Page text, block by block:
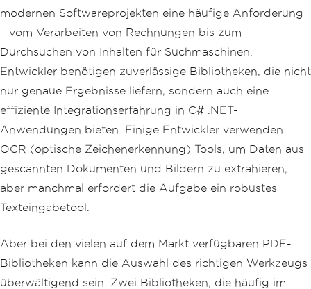
modernen Softwareprojekten eine häufige Anforderung
– vom Verarbeiten von Rechnungen bis zum
Durchsuchen von Inhalten für Suchmaschinen.
Entwickler benötigen zuverlässige Bibliotheken, die nicht
nur genaue Ergebnisse liefern, sondern auch eine
effiziente Integrationserfahrung in C# .NET-
Anwendungen bieten. Einige Entwickler verwenden
OCR (optische Zeichenerkennung) Tools, um Daten aus
gescannten Dokumenten und Bildern zu extrahieren,
aber manchmal erfordert die Aufgabe ein robustes
Texteingabetool.
Aber bei den vielen auf dem Markt verfügbaren PDF-
Bibliotheken kann die Auswahl des richtigen Werkzeugs
überwältigend sein. Zwei Bibliotheken, die häufig im